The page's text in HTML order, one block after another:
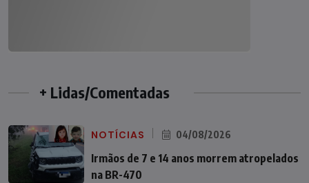
+ Lidas/Comentadas
NOTÍCIAS 04/08/2026
Irmãos de 7 e 14 anos morrem atropelados
na BR-470